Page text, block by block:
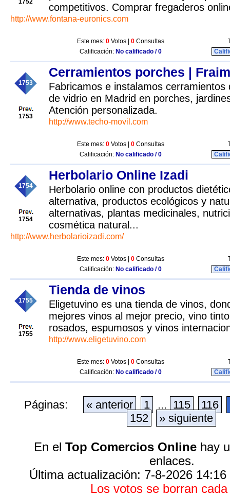
1752
competitivos. Comprar fregaderos
http://www.fontana-euronics.com
Este mes: 0 Votos | 0 Consultas
Calificación: No calificado / 0
1753
1753
Cerramientos porches |
Fabricamos e instalamos cerramientos
de vidrio en Madrid en porches,
Atención personalizada.
http://www.techo-movil.com
Este mes: 0 Votos | 0 Consultas
Calificación: No calificado / 0
1754
1754
Herbolario Online Izadi
Herbolario online con productos
alternativa, productos ecológicos y
alternativas, plantas medicinales,
cosmética natural...
http://www.herbolarioizadi.com/
Este mes: 0 Votos | 0 Consultas
Calificación: No calificado / 0
1755
1755
Tienda de vinos
Eligetuvino es una tienda de vinos,
mejores vinos al mejor precio, vino
rosados, espumosos y vinos
http://www.eligetuvino.com
Este mes: 0 Votos | 0 Consultas
Calificación: No calificado / 0
Páginas: « anterior 1 ... 115 116
152
» siguiente
En el Top Comercios Onlinehay
enlaces.
Última actualización: 7-8-2026
Los votos se borran